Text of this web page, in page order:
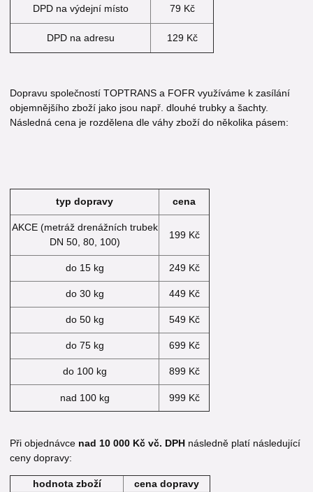
DPD na výdejní místo 79 Kč
DPD na adresu 129 Kč
Dopravu společností TOPTRANS a FOFR využíváme k zasílání
objemnějšího zboží jako jsou např. dlouhé trubky a šachty.
Následná cena je rozdělena dle váhy zboží do několika pásem:
typ dopravy cena
AKCE (metráž drenážních trubek
DN 50, 80, 100)
199 Kč
do 15 kg 249 Kč
do 30 kg 449 Kč
do 50 kg 549 Kč
do 75 kg 699 Kč
do 100 kg 899 Kč
nad 100 kg 999 Kč
Při objednávce nad 10 000 Kč vč. DPH následně platí následující
ceny dopravy:
hodnota zboží
cena dopravy